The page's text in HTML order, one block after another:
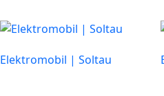
Elektromobil | Soltau